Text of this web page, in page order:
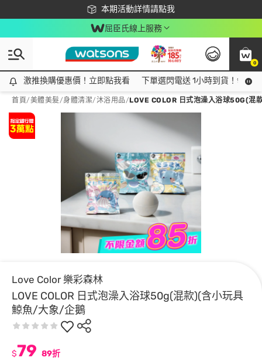
本期活動詳情請點我
下載app最高回饋$350
屈臣氏線上服務
0
激推換購優惠價！立即點我看
激推換購優惠價！立即點我看 下單選閃電送 1小時到貨！領神
首頁/美體美髮/身體清潔/沐浴用品/LOVE COLOR 日式泡澡入浴球50G(混
Love Color 樂彩森林
LOVE COLOR 日式泡澡入浴球50g(混款)(含小玩具
鯨魚/大象/企鵝
$79 89折